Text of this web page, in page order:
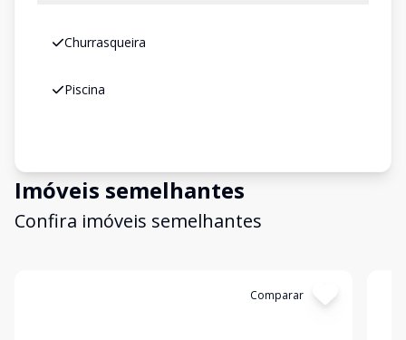
Churrasqueira
Piscina
Imóveis semelhantes
Confira imóveis semelhantes
Comparar